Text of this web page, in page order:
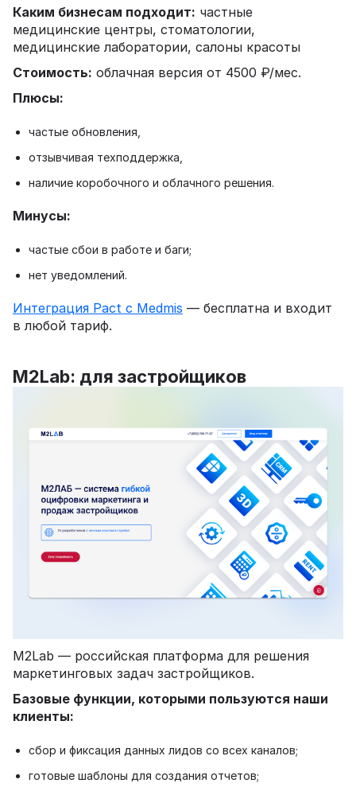
Каким бизнесам подходит: частные
медицинские центры, стоматологии,
медицинские лаборатории, салоны красоты
Стоимость: облачная версия от 4500 ₽/мес.
Плюсы:
частые обновления,
отзывчивая техподдержка,
наличие коробочного и облачного решения.
Минусы:
частые сбои в работе и баги;
нет уведомлений.
Интеграция Pact с Medmis — бесплатна и входит
в любой тариф.
M2Lab: для застройщиков
M2Lab — российская платформа для решения
маркетинговых задач застройщиков.
Базовые функции, которыми пользуются наши
клиенты:
сбор и фиксация данных лидов со всех каналов;
готовые шаблоны для создания отчетов;